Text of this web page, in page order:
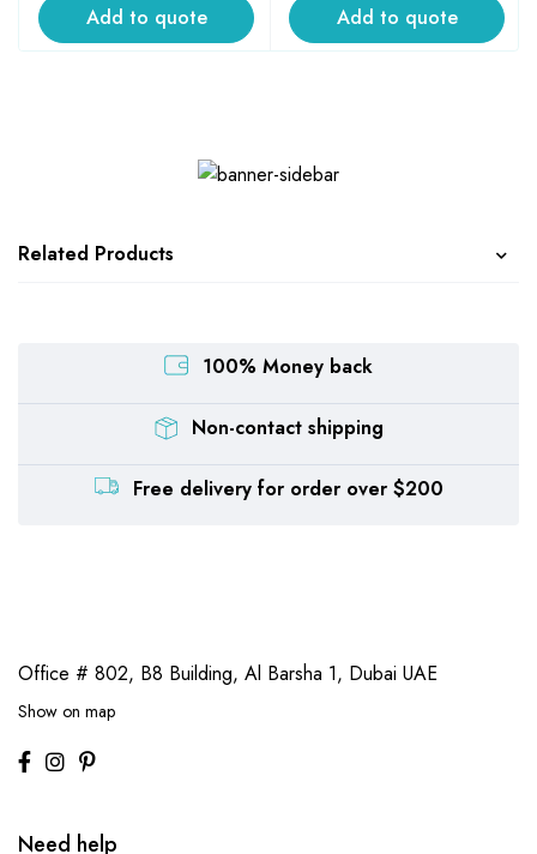
Add to quote Add to quote
Related Products
100% Money back
Non-contact shipping
Free delivery for order over $200
Office # 802, B8 Building, Al Barsha 1, Dubai UAE
Show on map
Need help